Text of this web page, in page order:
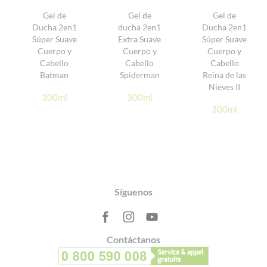
dermatológico
Probado en pieles sensibles
Diseñado, fabricado y envasado en Francia
DÉ SU OPINIÓN
Gel de
Ducha 2en1
Súper Suave
Cuerpo y
Cabello
Batman
300ml
Gel de
ducha 2en1
Extra Suave
Cuerpo y
Cabello
Spiderman
300ml
Gel de
Ducha 2en1
Súper Suave
Cuerpo y
Cabello
Reina de las
Nieves II
300ml
Síguenos
Contáctanos